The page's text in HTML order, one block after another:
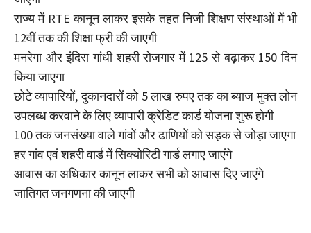
राज्य में RTE कानून लाकर इसके तहत निजी शिक्षण संस्थाओं में भी
12वीं तक की शिक्षा फ्री की जाएगी
मनरेगा और इंदिरा गांधी शहरी रोजगार में 125 से बढ़ाकर 150 दिन
किया जाएगा
छोटे व्यापारियों, दुकानदारों को 5 लाख रुपए तक का ब्याज मुक्त लोन
उपलब्ध करवाने के लिए व्यापारी क्रेडिट कार्ड योजना शुरू होगी
100 तक जनसंख्या वाले गांवों और ढाणियों को सड़क से जोड़ा जाएगा
हर गांव एवं शहरी वार्ड में सिक्योरिटी गार्ड लगाए जाएंगे
आवास का अधिकार कानून लाकर सभी को आवास दिए जाएंगे
जातिगत जनगणना की जाएगी